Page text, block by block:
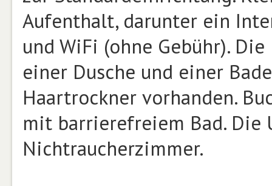
Aufenthalt, darunter ein
und WiFi (ohne Gebühr).
einer Dusche und einer
Haartrockner vorhanden.
mit barrierefreiem Bad.
Nichtraucherzimmer.